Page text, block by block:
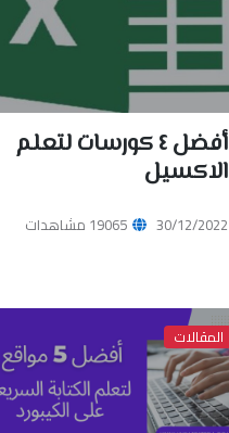
أفضل ٤ كورسات لتعلم
الاكسيل
30/12/2022 19065 مشاهدات
المقالات